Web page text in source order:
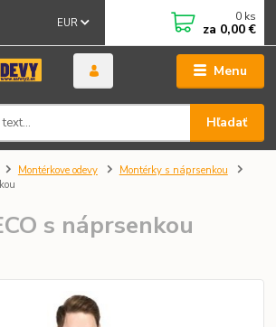
Menu
EUR
Hľadať
0 ks
za 0,00 €
Montérkove odevy
Montérky s náprsenkou
s náprsenkou